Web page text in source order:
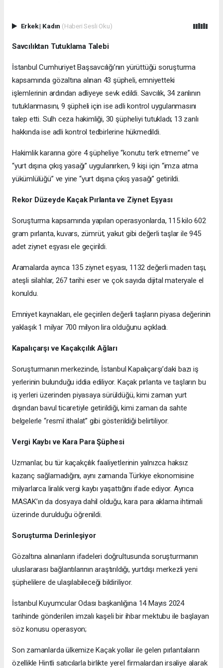
Erkek| Kadın (Haberi Sesli Oku)
Savcılıktan Tutuklama Talebi
İstanbul Cumhuriyet Başsavcılığı’nın yürüttüğü soruşturma
kapsamında gözaltına alınan 43 şüpheli, emniyetteki
işlemlerinin ardından adliyeye sevk edildi. Savcılık, 34 zanlının
tutuklanmasını, 9 şüpheli için ise adli kontrol uygulanmasını
talep etti. Sulh ceza hakimliği, 30 şüpheliyi tutukladı; 13 zanlı
hakkında ise adli kontrol tedbirlerine hükmedildi.
Hakimlik kararına göre 4 şüpheliye “konutu terk etmeme” ve
“yurt dışına çıkış yasağı” uygulanırken, 9 kişi için “imza atma
yükümlülüğü” ve yine “yurt dışına çıkış yasağı” getirildi.
Rekor Düzeyde Kaçak Pırlanta ve Ziynet Eşyası
Soruşturma kapsamında yapılan operasyonlarda, 115 kilo 602
gram pırlanta, kuvars, zümrüt, yakut gibi değerli taşlar ile 945
adet ziynet eşyası ele geçirildi.
Aramalarda ayrıca 135 ziynet eşyası, 1132 değerli maden taşı,
ateşli silahlar, 267 tarihi eser ve çok sayıda dijital materyale el
konuldu.
Emniyet kaynakları, ele geçirilen değerli taşların piyasa değerinin
yaklaşık 1 milyar 700 milyon lira olduğunu açıkladı.
Kapalıçarşı ve Kaçakçılık Ağları
Soruşturmanın merkezinde, İstanbul Kapalıçarşı’daki bazı iş
yerlerinin bulunduğu iddia ediliyor. Kaçak pırlanta ve taşların bu
iş yerleri üzerinden piyasaya sürüldüğü, kimi zaman yurt
dışından bavul ticaretiyle getirildiği, kimi zaman da sahte
belgelerle “resmî ithalat” gibi gösterildiği belirtiliyor.
Vergi Kaybı ve Kara Para Şüphesi
Uzmanlar, bu tür kaçakçılık faaliyetlerinin yalnızca haksız
kazanç sağlamadığını, aynı zamanda Türkiye ekonomisine
milyarlarca liralık vergi kaybı yaşattığını ifade ediyor. Ayrıca
MASAK’ın da dosyaya dahil olduğu, kara para aklama ihtimali
üzerinde durulduğu öğrenildi.
Soruşturma Derinleşiyor
Gözaltına alınanların ifadeleri doğrultusunda soruşturmanın
uluslararası bağlantılarının araştırıldığı, yurtdışı merkezli yeni
şüphelilere de ulaşılabileceği bildiriliyor.
İstanbul Kuyumcular Odası başkanlığına 14 Mayıs 2024
tarihinde gönderilen imzalı kaşeli bir ihbar mektubu ile başlayan
söz konusu operasyon;
Son zamanlarda ülkemize Kaçak yollar ile gelen pırlantaların
özellikle Hintli satıcılarla birlikte yerel firmalardan irsaliye alarak